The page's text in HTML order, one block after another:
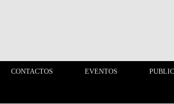
CONTACTOS EVENTOS